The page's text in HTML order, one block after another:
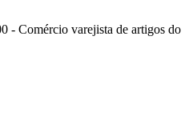
- Comércio varejista de artigos do